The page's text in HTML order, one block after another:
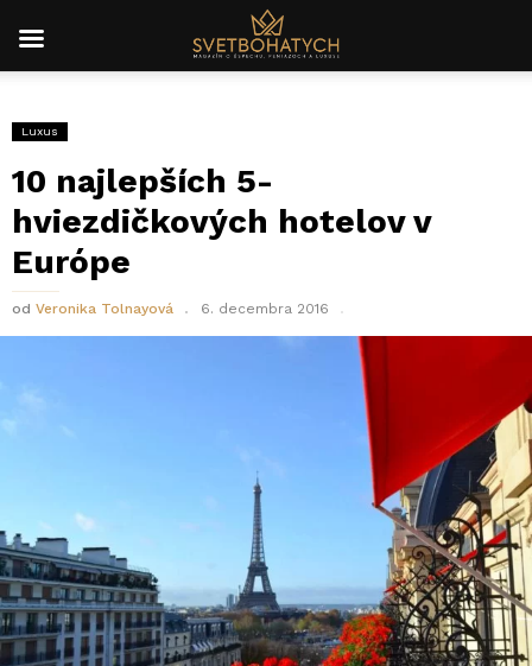
Luxus
10 najlepších 5-
hviezdičkových hotelov v
Európe
od Veronika Tolnayová 6. decembra 2016